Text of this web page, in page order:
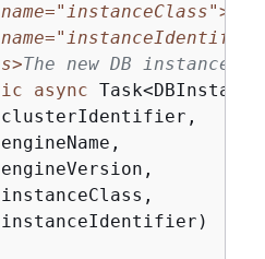
The new DB instance.
async
clusterIdentifier,
engineName,
engineVersion,
instanceClass,
instanceIdentifier)